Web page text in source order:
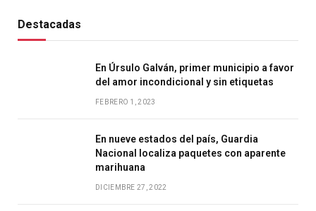
Destacadas
En Úrsulo Galván, primer municipio a favor
del amor incondicional y sin etiquetas
FEBRERO 1, 2023
En nueve estados del país, Guardia
Nacional localiza paquetes con aparente
marihuana
DICIEMBRE 27, 2022